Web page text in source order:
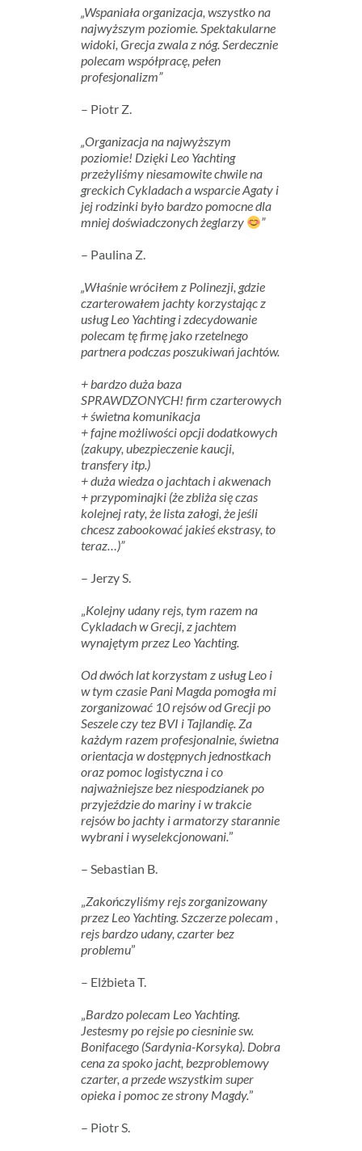
„Wspaniała organizacja, wszystko na
najwyższym poziomie. Spektakularne
widoki, Grecja zwala z nóg. Serdecznie
polecam współpracę, pełen
profesjonalizm”
– Piotr Z.
„Organizacja na najwyższym
poziomie! Dzięki Leo Yachting
przeżyliśmy niesamowite chwile na
greckich Cykladach a wsparcie Agaty i
jej rodzinki było bardzo pomocne dla
mniej doświadczonych żeglarzy
”
– Paulina Z.
„Właśnie wróciłem z Polinezji, gdzie
czarterowałem jachty korzystając z
usług Leo Yachting i zdecydowanie
polecam tę firmę jako rzetelnego
partnera podczas poszukiwań jachtów.
+ bardzo duża baza
SPRAWDZONYCH! firm czarterowych
+ świetna komunikacja
+ fajne możliwości opcji dodatkowych
(zakupy, ubezpieczenie kaucji,
transfery itp.)
+ duża wiedza o jachtach i akwenach
+ przypominajki (że zbliża się czas
kolejnej raty, że lista załogi, że jeśli
chcesz zabookować jakieś ekstrasy, to
teraz…)”
– Jerzy S.
„Kolejny udany rejs, tym razem na
Cykladach w Grecji, z jachtem
wynajętym przez Leo Yachting.
Od dwóch lat korzystam z usług Leo i
w tym czasie Pani Magda pomogła mi
zorganizować 10 rejsów od Grecji po
Seszele czy tez BVI i Tajlandię. Za
każdym razem profesjonalnie, świetna
orientacja w dostępnych jednostkach
oraz pomoc logistyczna i co
najważniejsze bez niespodzianek po
przyjeździe do mariny i w trakcie
rejsów bo jachty i armatorzy starannie
wybrani i wyselekcjonowani.”
– Sebastian B.
„Zakończyliśmy rejs zorganizowany
przez Leo Yachting. Szczerze polecam ,
rejs bardzo udany, czarter bez
problemu”
– Elżbieta T.
„Bardzo polecam Leo Yachting.
Jestesmy po rejsie po ciesninie sw.
Bonifacego (Sardynia-Korsyka). Dobra
cena za spoko jacht, bezproblemowy
czarter, a przede wszystkim super
opieka i pomoc ze strony Magdy.”
– Piotr S.